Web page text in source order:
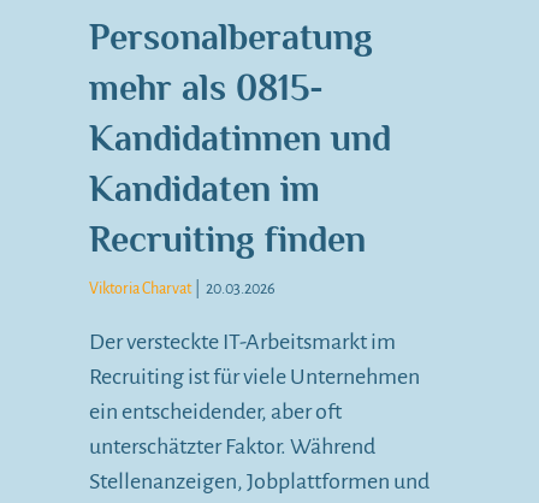
Personalberatung
mehr als 0815-
Kandidatinnen und
Kandidaten im
Recruiting finden
Viktoria Charvat 20.03.2026
Der versteckte IT-Arbeitsmarkt im
Recruiting ist für viele Unternehmen
ein entscheidender, aber oft
unterschätzter Faktor. Während
Stellenanzeigen, Jobplattformen und